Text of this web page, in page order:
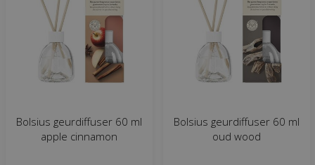
Bolsius geurdiffuser 60 ml
apple cinnamon
Bolsius geurdiffuser 60 ml
oud wood